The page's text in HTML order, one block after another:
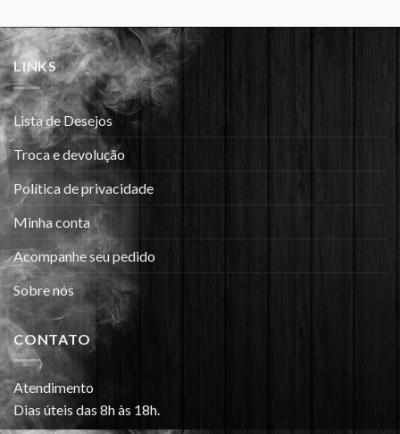
LINKS
Lista de Desejos
Troca e devolução
Política de privacidade
Minha conta
Acompanhe seu pedido
Sobre nós
CONTATO
Atendimento
Dias úteis das 8h às 18h.